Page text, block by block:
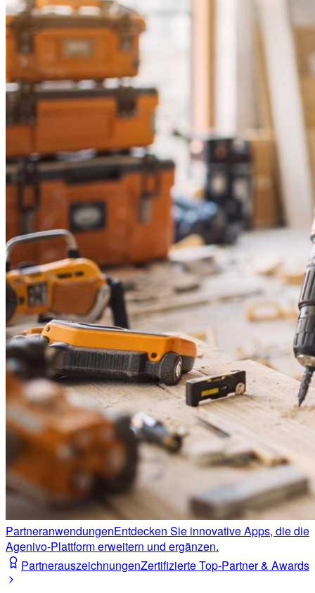
PartneranwendungenEntdecken Sie innovative Apps, die die
Agenivo-Plattform erweitern und ergänzen.
PartnerauszeichnungenZertifizierte Top-Partner & Awards